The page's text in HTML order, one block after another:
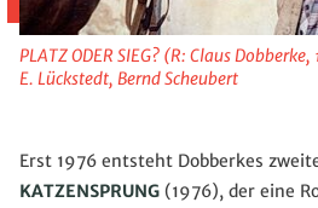
PLATZ ODER SIEG? (R: Claus
E. Lückstedt, Bernd Scheubert
Erst 1976 entsteht Dobberkes
KATZENSPRUNG (1976), der eine